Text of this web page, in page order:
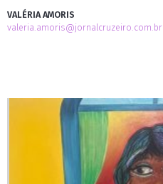
VALÉRIA AMORIS
valeria.amoris@jornalcruzeiro.com.br